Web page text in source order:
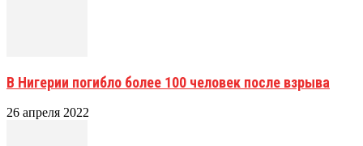
В Нигерии погибло более 100 человек после взрыва
26 апреля 2022